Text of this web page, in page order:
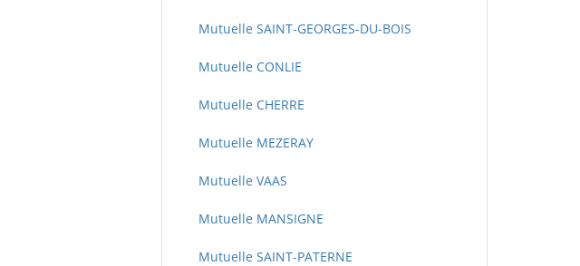
Mutuelle SAINT-GEORGES-DU-BOIS
Mutuelle CONLIE
Mutuelle CHERRE
Mutuelle MEZERAY
Mutuelle VAAS
Mutuelle MANSIGNE
Mutuelle SAINT-PATERNE